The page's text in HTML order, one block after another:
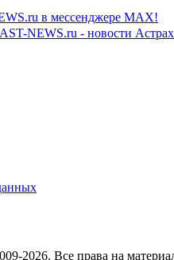
в мессенджере MAX!
NEWS.ru - новости
2026. Все права на